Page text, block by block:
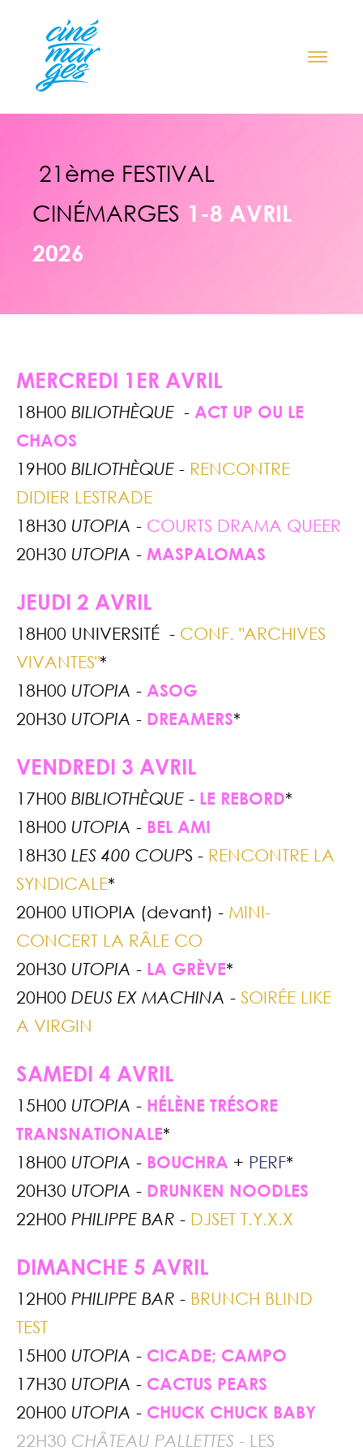
21ème FESTIVAL
CINÉMARGES 1-8 AVRIL
2026
MERCREDI 1ER AVRIL
18H00 BILIOTHÈQUE - ACT UP OU LE
CHAOS
19H00 BILIOTHÈQUE - RENCONTRE
DIDIER LESTRADE
18H30 UTOPIA - COURTS DRAMA QUEER
20H30 UTOPIA - MASPALOMAS
JEUDI 2 AVRIL
18H00 UNIVERSITÉ - CONF. "ARCHIVES
VIVANTES"*
18H00 UTOPIA - ASOG
20H30 UTOPIA - DREAMERS*
VENDREDI 3 AVRIL
17H00 BIBLIOTHÈQUE - LE REBORD*
18H00 UTOPIA - BEL AMI
18H30 LES 400 COUPS - RENCONTRE LA
SYNDICALE*
20H00 UTIOPIA (devant) - MINI-
CONCERT LA RÂLE CO
20H30 UTOPIA - LA GRÈVE*
20H00 DEUS EX MACHINA - SOIRÉE LIKE
A VIRGIN
SAMEDI 4 AVRIL
15H00 UTOPIA - HÉLÈNE TRÉSORE
TRANSNATIONALE*
18H00 UTOPIA - BOUCHRA + PERF*
20H30 UTOPIA - DRUNKEN NOODLES
22H00 PHILIPPE BAR - DJSET T.Y.X.X
DIMANCHE 5 AVRIL
12H00 PHILIPPE BAR - BRUNCH BLIND
TEST
15H00 UTOPIA - CICADE; CAMPO
17H30 UTOPIA - CACTUS PEARS
20H00 UTOPIA - CHUCK CHUCK BABY
22H30 CHÂTEAU PALLETTES - LES